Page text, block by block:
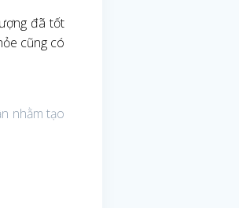
đã tốt
cũng có
nhằm tạo